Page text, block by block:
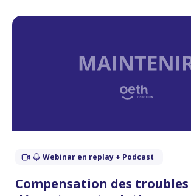
Webinar en replay + Podcast
Compensation des